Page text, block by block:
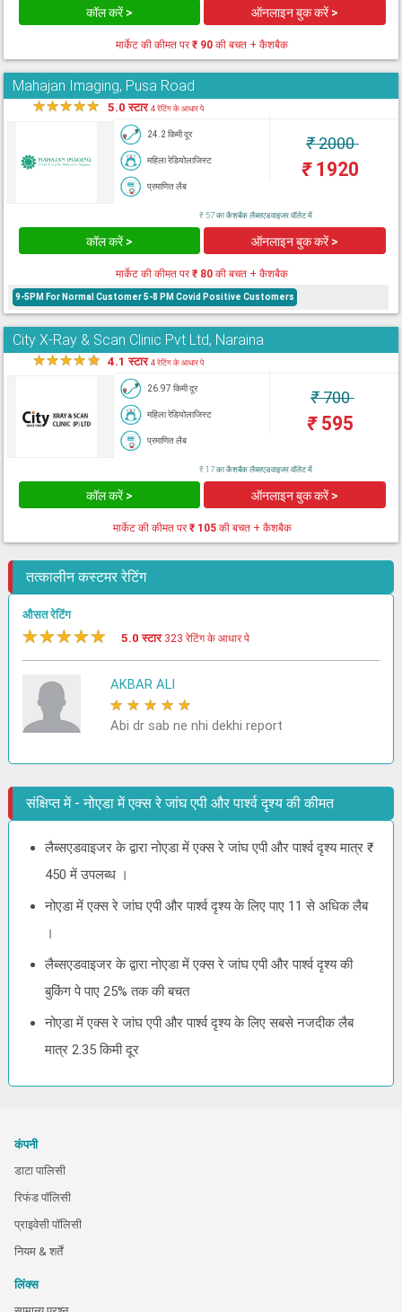
कॉल करें > ऑनलाइन बुक करें >
मार्केट की कीमत पर₹ 90 की बचत + कैशबैक
Mahajan Imaging, Pusa Road
★★★★★ 5.0 स्टार4 रेटिंग के आधार पे
24.2 किमी दूर
महिला रेडियोलाजिस्ट
प्रमाणित लैब
₹2000
₹1920
₹ 57 का कैशबैक लैब्सएडवाइजर वॉलेट में
कॉल करें > ऑनलाइन बुक करें >
मार्केट की कीमत पर₹ 80 की बचत + कैशबैक
9-5PM For Normal Customer 5-8 PM Covid Positive Customers
City X-Ray & Scan Clinic Pvt Ltd, Naraina
★★★★★ 4.1 स्टार4 रेटिंग के आधार पे
26.97 किमी दूर
महिला रेडियोलाजिस्ट
प्रमाणित लैब
₹700
₹595
₹ 17 का कैशबैक लैब्सएडवाइजर वॉलेट में
कॉल करें > ऑनलाइन बुक करें >
मार्केट की कीमत पर₹ 105की बचत + कैशबैक
तत्कालीन कस्टमर रेटिंग
औसत रेटिंग
★★★★★ 5.0 स्टार 323 रेटिंग के आधार पे
AKBAR ALI
★ ★ ★ ★ ★
Abi dr sab ne nhi dekhi report
संक्षिप्त में - नोएडा में एक्स रे जांघ एपी और पार्श्व दृश्य की कीमत
लैब्सएडवाइजर के द्वारा नोएडा में एक्स रे जांघ एपी और पार्श्व दृश्य मात्र ₹
450 में उपलब्ध ।
नोएडा में एक्स रे जांघ एपी और पार्श्व दृश्य के लिए पाए 11 से अधिक लैब
।
लैब्सएडवाइजर के द्वारा नोएडा में एक्स रे जांघ एपी और पार्श्व दृश्य की
बुकिंग पे पाए 25% तक की बचत
नोएडा में एक्स रे जांघ एपी और पार्श्व दृश्य के लिए सबसे नजदीक लैब
मात्र 2.35 किमी दूर
कंपनी
डाटा पालिसी
रिफंड पॉलिसी
प्राइवेसी पॉलिसी
नियम & शर्तें
लिंक्स